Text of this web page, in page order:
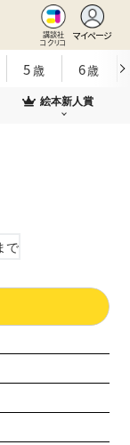
講談社
コクリコ
マイページ
5歳 6歳
絵本新人賞